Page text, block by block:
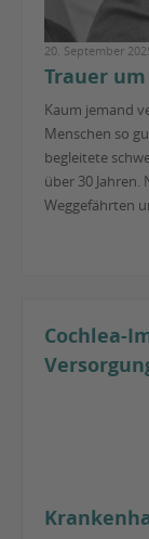
20. September
Trauer
Kaum jemand
Menschen so
begleitete
über 30
Weggefährten
Cochlea-